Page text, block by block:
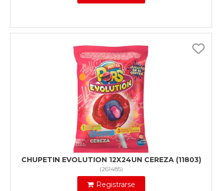
CHUPETIN EVOLUTION 12X24UN CEREZA (11803)
(261485)
Registrarse